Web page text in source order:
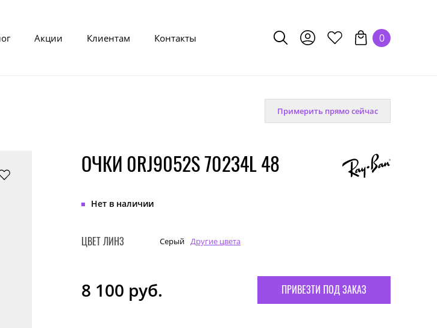
Акции Клиентам Контакты 0
Примерить прямо сейчас
ОЧКИ 0RJ9052S 70234L 48
Нет в наличии
ЦВЕТ ЛИНЗ Серый Другие цвета
8 100 руб. ПРИВЕЗТИ ПОД ЗАКАЗ